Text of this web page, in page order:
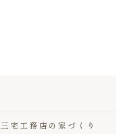
三宅工務店の家づくり